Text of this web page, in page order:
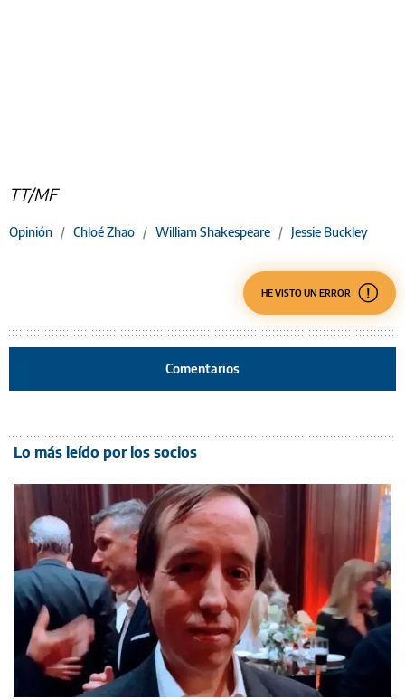
TT/MF
Opinión / Chloé Zhao / William Shakespeare / Jessie Buckley
HE VISTO UN ERROR
Comentarios
Lo más leído por los socios